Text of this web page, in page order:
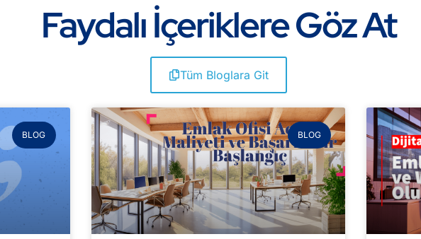
Faydalı İçeriklere Göz At
Tüm Bloglara Git
BLOG BLOG